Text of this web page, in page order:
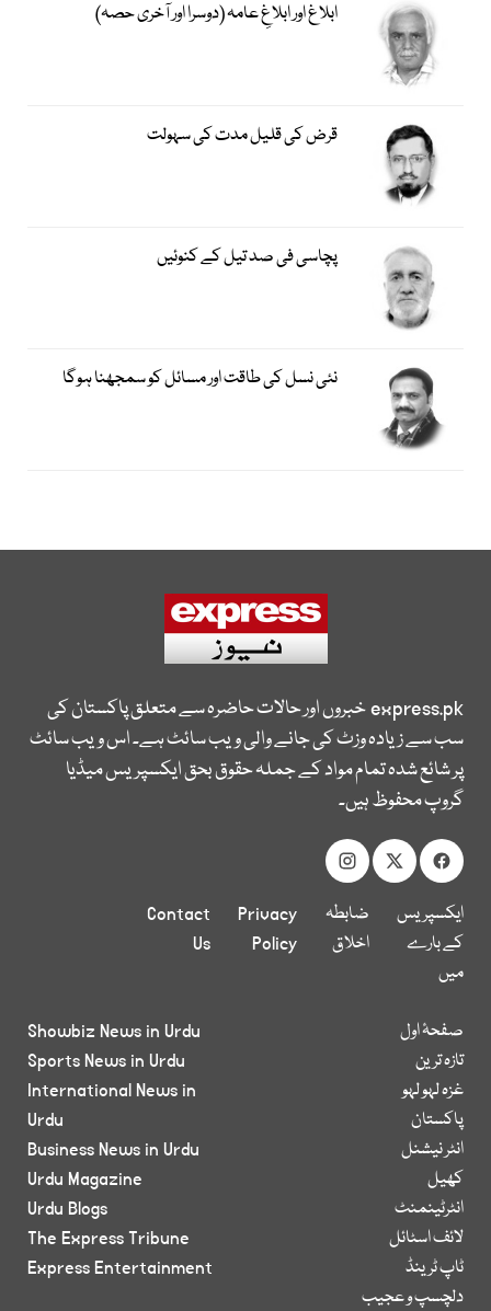
ابلاغ اور ابلاغِ عامہ (دوسرا اور آخری حصہ)
قرض کی قلیل مدت کی سہولت
پچاسی فی صد تیل کے کنوئیں
نئی نسل کی طاقت اور مسائل کو سمجھنا ہوگا
express.pkخبروں اور حالات حاضرہ سے متعلق پاکستان کی
سب سے زیادہ وزٹ کی جانے والی ویب سائٹ ہے۔ اس ویب سائٹ
پر شائع شدہ تمام مواد کے جملہ حقوق بحق ایکسپریس میڈیا
گروپ محفوظ ہیں۔
ایکسپریس
کے بارے
میں
ضابطہ
اخلاق
Privacy
Policy
Contact
Us
صفحۂ اول
تازہ ترین
غزہ لہو لہو
پاکستان
انٹر نیشنل
کھیل
انٹرٹینمنٹ
لائف اسٹائل
ٹاپ ٹرینڈ
دلچسپ و عجیب
Showbiz News in Urdu
Sports News in Urdu
International News in
Urdu
Business News in Urdu
Urdu Magazine
Urdu Blogs
The Express Tribune
Express Entertainment